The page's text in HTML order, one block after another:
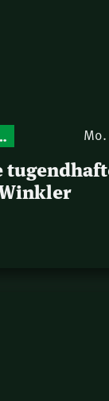
vom Mitternachtsruf